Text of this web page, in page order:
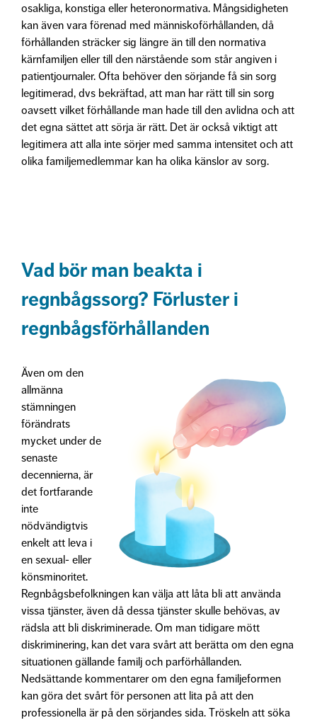
osakliga, konstiga eller heteronormativa. Mångsidigheten
kan även vara förenad med människoförhållanden, då
förhållanden sträcker sig längre än till den normativa
kärnfamiljen eller till den närstående som står angiven i
patientjournaler. Ofta behöver den sörjande få sin sorg
legitimerad, dvs bekräftad, att man har rätt till sin sorg
oavsett vilket förhållande man hade till den avlidna och att
det egna sättet att sörja är rätt. Det är också viktigt att
legitimera att alla inte sörjer med samma intensitet och att
olika familjemedlemmar kan ha olika känslor av sorg.
Vad bör man beakta i
regnbågssorg? Förluster i
regnbågsförhållanden
Även om den
allmänna
stämningen
förändrats
mycket under de
senaste
decennierna, är
det fortfarande
inte
nödvändigtvis
enkelt att leva i
en sexual- eller
könsminoritet.
Regnbågsbefolkningen kan välja att låta bli att använda
vissa tjänster, även då dessa tjänster skulle behövas, av
rädsla att bli diskriminerade. Om man tidigare mött
diskriminering, kan det vara svårt att berätta om den egna
situationen gällande familj och parförhållanden.
Nedsättande kommentarer om den egna familjeformen
kan göra det svårt för personen att lita på att den
professionella är på den sörjandes sida. Tröskeln att söka